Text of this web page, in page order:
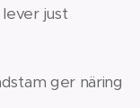
just
ger näring